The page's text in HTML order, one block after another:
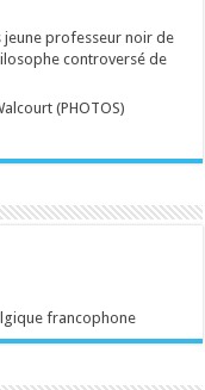
jeune professeur noir de
controversé de
(PHOTOS)
francophone